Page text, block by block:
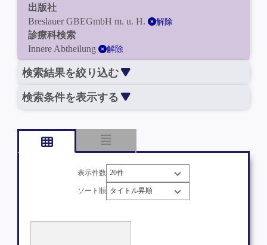
出版社
Breslauer GBEGmbH m. u. H.
解除
診療科検索
Innere Abtheilung
解除
検索結果を絞り込む
検索条件を表示する
表示件数
ソート順